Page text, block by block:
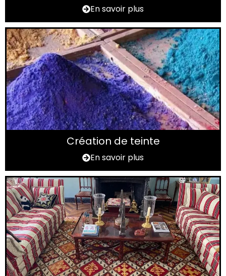
En savoir plus
Création de teinte
En savoir plus